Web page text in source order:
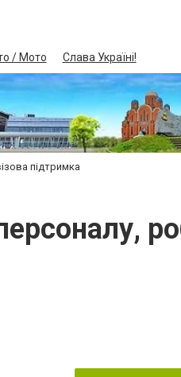
/ Мото Слава Україні!
підтримка